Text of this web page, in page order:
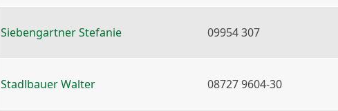
Siebengartner Stefanie 09954 307
Stadlbauer Walter 08727 9604-30